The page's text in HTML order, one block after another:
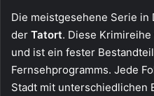
Die meistgesehene Serie
der Tatort. Diese
und ist ein fester
Fernsehprogramms. Jede
Stadt mit unterschiedlichen